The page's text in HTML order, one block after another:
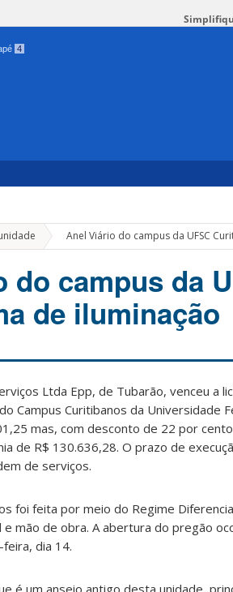
4
» Anel Viário do campus da UFSC
do campus da
de iluminação
Ltda Epp, de Tubarão, venceu a
Campus Curitibanos da Universidade
mas, com desconto de 22 por
de R$ 130.636,28. O prazo de
de serviços.
foi feita por meio do Regime
mão de obra. A abertura do pregão
dia 14.